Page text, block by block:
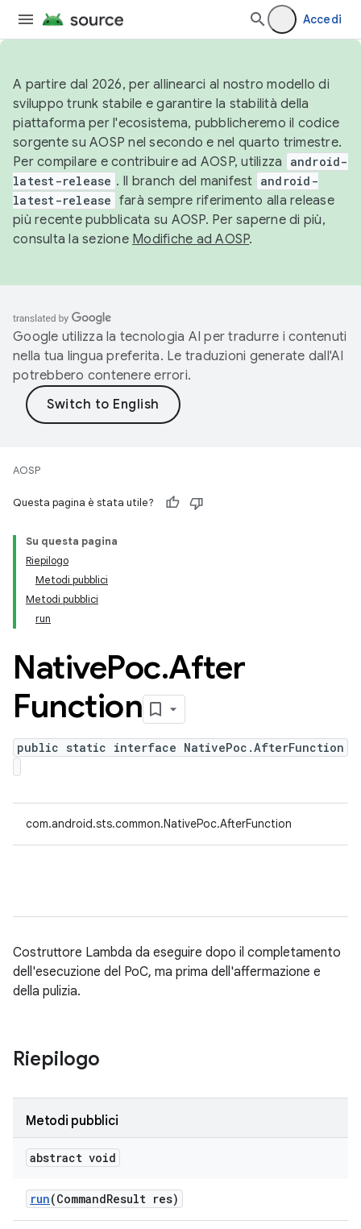
Accedi
A partire dal 2026, per allinearci al nostro modello di
sviluppo trunk stabile e garantire la stabilità della
piattaforma per l'ecosistema, pubblicheremo il codice
sorgente su AOSP nel secondo e nel quarto trimestre.
Per compilare e contribuire ad AOSP, utilizza
android-
latest-release . Il branch del manifest android-
latest-release farà sempre riferimento alla release
più recente pubblicata su AOSP. Per saperne di più,
consulta la sezione Modifiche ad AOSP.
Google utilizza la tecnologia AI per tradurre i contenuti
nella tua lingua preferita. Le traduzioni generate dall'AI
potrebbero contenere errori.
AOSP
Questa pagina è stata utile?
Su questa pagina
Riepilogo
Metodi pubblici
Metodi pubblici
run
NativePoc.After
Function
public static interface NativePoc.AfterFunction
com.android.sts.common.NativePoc.AfterFunction
Costruttore Lambda da eseguire dopo il completamento
dell'esecuzione del PoC, ma prima dell'affermazione e
della pulizia.
Riepilogo
Metodi pubblici
abstract void
run(CommandResult res)